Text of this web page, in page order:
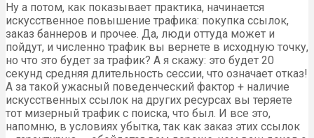
Ну а потом, как показывает практика, начинается
искусственное повышение трафика: покупка ссылок,
заказ баннеров и прочее. Да, люди оттуда может и
пойдут, и численно трафик вы вернете в исходную точку,
но что это будет за трафик? А я скажу: это будет 20
секунд средняя длительность сессии, что означает отказ!
А за такой ужасный поведенческий фактор + наличие
искусственных ссылок на других ресурсах вы теряете
тот мизерный трафик с поиска, что был. И все это,
напомню, в условиях убытка, так как заказ этих ссылок